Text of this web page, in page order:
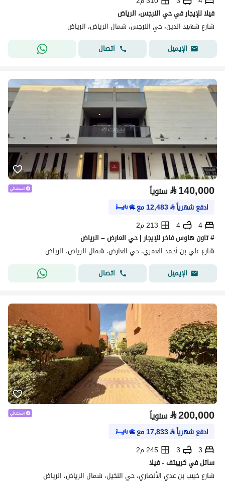
فيلا للإيجار في حي النرجس، الرياض
شارع شهيد الدين، حي النرجس، شمال الرياض، الرياض
الإيميل
اتصال
⃁140,000 سنوياً
ادفع شهرياً⃁
12,483مع
4
4
213 م2
# تاون هاوس فاخر للإيجار | حي العارض – الرياض
شارع علي بن أحمد العمري، حي العارض، شمال الرياض، الرياض
الإيميل
اتصال
⃁200,000 سنوياً
ادفع شهرياً⃁
17,833مع
3
3
245 م2
ساتل في كرييتف - فيلا
شارع خبيب بن عدي الأنصاري، حي النخيل، شمال الرياض، الرياض